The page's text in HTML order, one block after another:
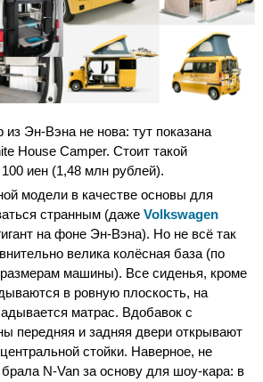
из Эн-Вэна не нова: тут показана
House Camper. Стоит такой
иен (1,48 млн рублей).
модели в качестве основы для
странным (даже Volkswagen
на фоне Эн-Вэна). Но не всё так
велика колёсная база (по
машины). Все сиденья, кроме
в ровную плоскость, на
матрас. Вдобавок с
передняя и задняя двери открывают
стойки. Наверное, не
N-Van за основу для шоу-кара: в